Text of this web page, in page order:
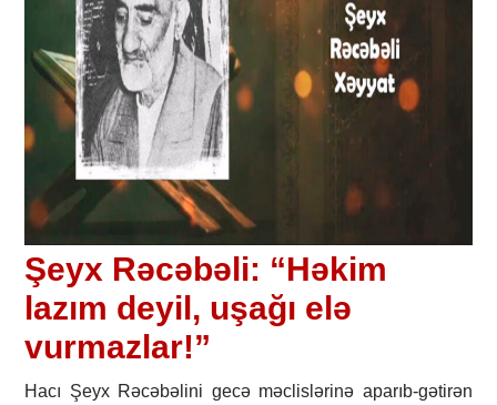
Şeyx Rəcəbəli: “Həkim
lazım deyil, uşağı elə
vurmazlar!”
Hacı Şeyx Rəcəbəlini gecə məclislərinə aparıb-gətirən